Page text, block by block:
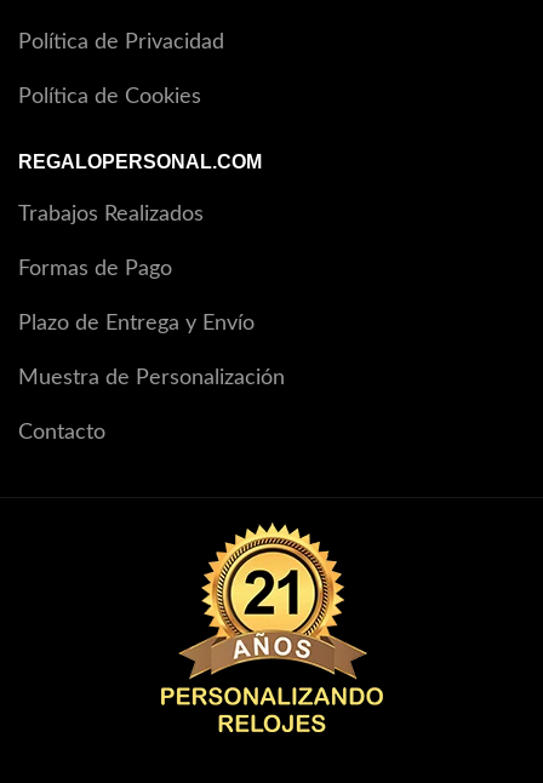
Política de Privacidad
Política de Cookies
REGALOPERSONAL.COM
Trabajos Realizados
Formas de Pago
Plazo de Entrega y Envío
Muestra de Personalización
Contacto